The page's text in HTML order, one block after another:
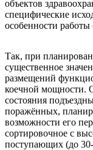
объектов
специфические
особенности работы
Так, при
существенное
размещений
коечной мощности.
состояния
поражённых,
возможности его
сортировочное с
поступающих (до